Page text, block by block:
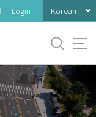
Login Korean